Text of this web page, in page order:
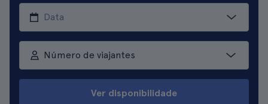
Número de viajantes
Ver disponibilidade